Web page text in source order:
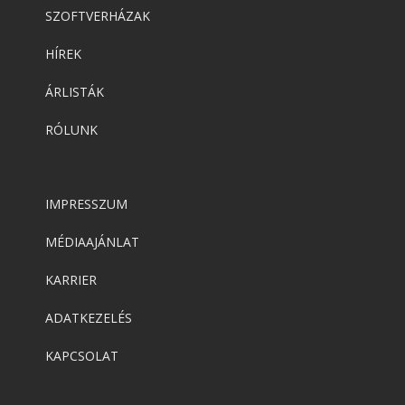
SZOFTVERHÁZAK
HÍREK
ÁRLISTÁK
RÓLUNK
IMPRESSZUM
MÉDIAAJÁNLAT
KARRIER
ADATKEZELÉS
KAPCSOLAT